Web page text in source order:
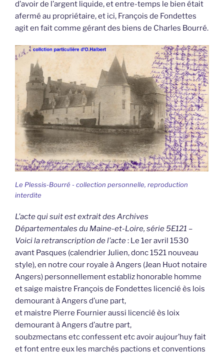
d’avoir de l’argent liquide, et entre-temps le bien était
afermé au propriétaire, et ici, François de Fondettes
agit en fait comme gérant des biens de Charles Bourré.
Le Plessis-Bourré - collection personnelle, reproduction
interdite
L’acte qui suit est extrait des Archives
Départementales du Maine-et-Loire, série 5E121 –
Voici la retranscription de l’acte: Le 1er avril 1530
avant Pasques (calendrier Julien, donc 1521 nouveau
style), en notre cour royale à Angers (Jean Huot notaire
Angers) personnellement establiz honorable homme
et saige maistre François de Fondettes licencié ès lois
demourant à Angers d’une part,
et maistre Pierre Fournier aussi licencié ès loix
demourant à Angers d’autre part,
soubzmectans etc confessent etc avoir aujour’huy fait
et font entre eux les marchés pactions et conventions